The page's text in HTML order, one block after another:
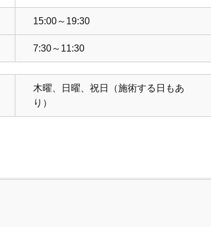
15:00～19:30
7:30～11:30
木曜、日曜、祝日（施術する日もあ
り）